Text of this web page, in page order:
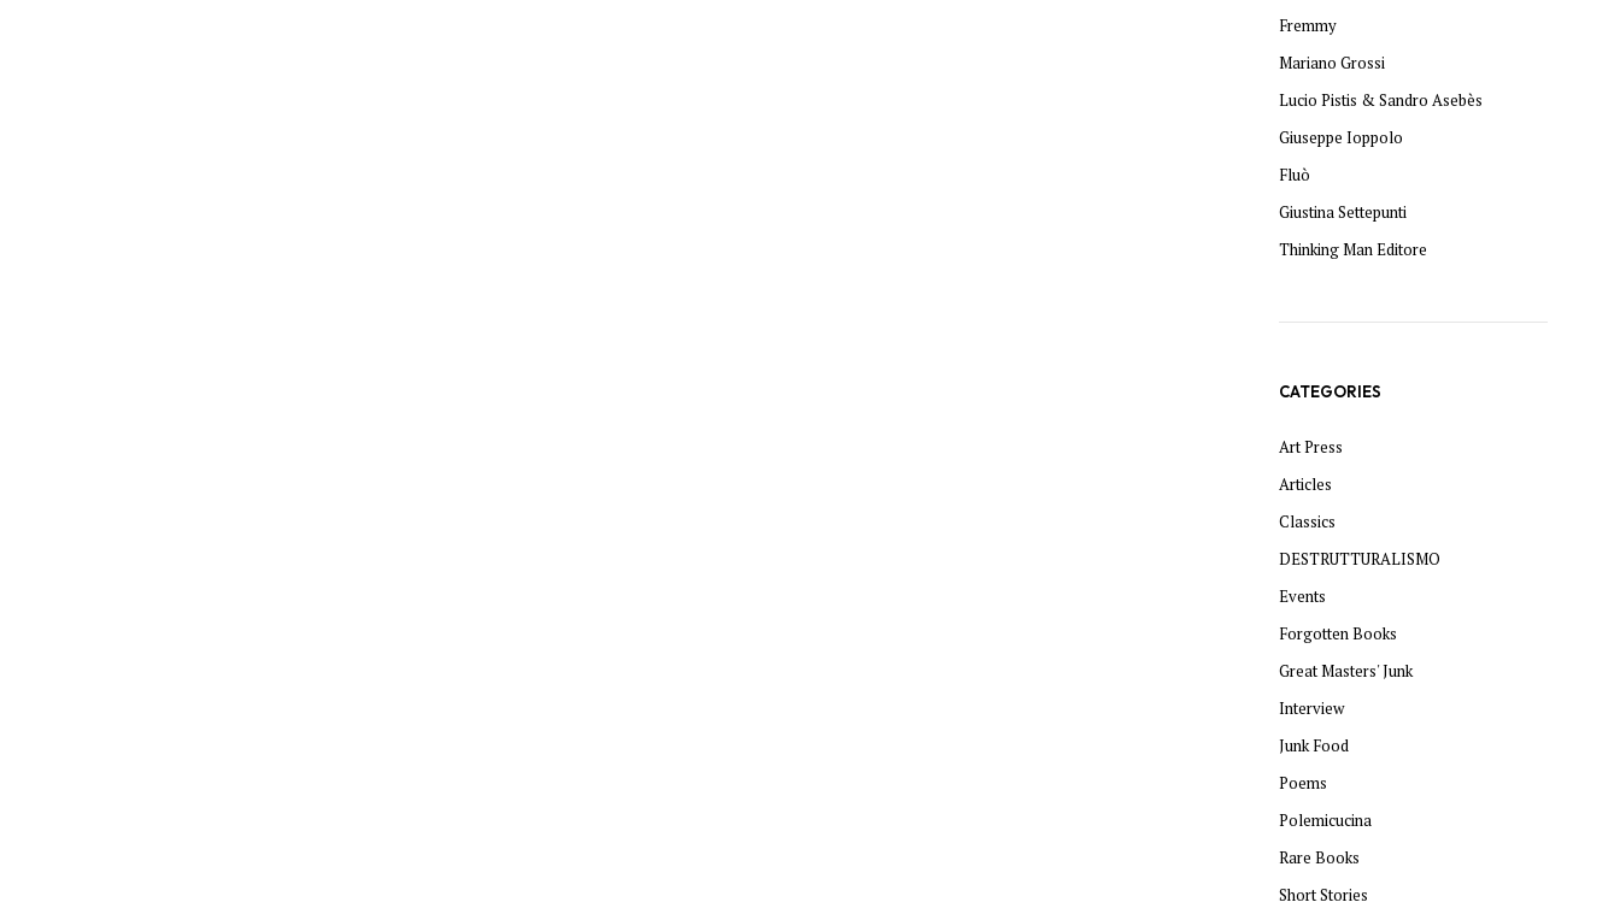
Fremmy
Mariano Grossi
Lucio Pistis & Sandro Asebès
Giuseppe Ioppolo
Fluò
Giustina Settepunti
Thinking Man Editore
CATEGORIES
Art Press
Articles
Classics
DESTRUTTURALISMO
Events
Forgotten Books
Great Masters' Junk
Interview
Junk Food
Poems
Polemicucina
Rare Books
Short Stories